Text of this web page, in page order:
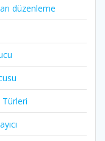
düzenleme